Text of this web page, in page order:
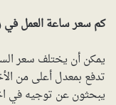
كم سعر ساعة العمل في
يمكن أن يختلف سعر
تدفع بمعدل أعلى من
يبحثون عن توجيه في